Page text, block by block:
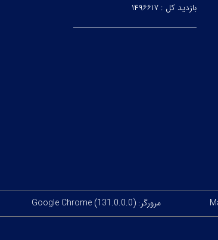
بازدید کل : ۱۴۹۶۶۱۷
مرورگر: Google Chrome (131.0.0.0)